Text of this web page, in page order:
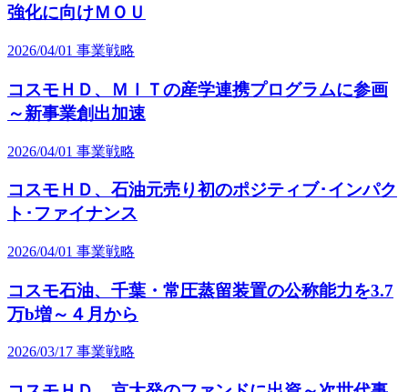
強化に向けＭＯＵ
2026/04/01 事業戦略
コスモＨＤ、ＭＩＴの産学連携プログラムに参画
～新事業創出加速
2026/04/01 事業戦略
コスモＨＤ、石油元売り初のポジティブ･インパク
ト･ファイナンス
2026/04/01 事業戦略
コスモ石油、千葉・常圧蒸留装置の公称能力を3.7
万b増～４月から
2026/03/17 事業戦略